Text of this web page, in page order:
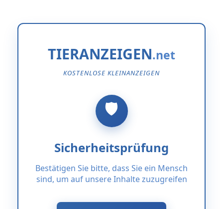
TIERANZEIGEN
KOSTENLOSE KLEINANZEIGEN
Sicherheitsprüfung
Bestätigen Sie bitte, dass Sie ein Mensch
sind, um auf unsere Inhalte zuzugreifen